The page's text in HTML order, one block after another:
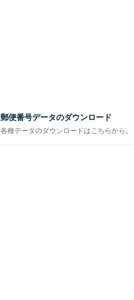
郵便番号データのダウンロード
各種データのダウンロードはこちらから。